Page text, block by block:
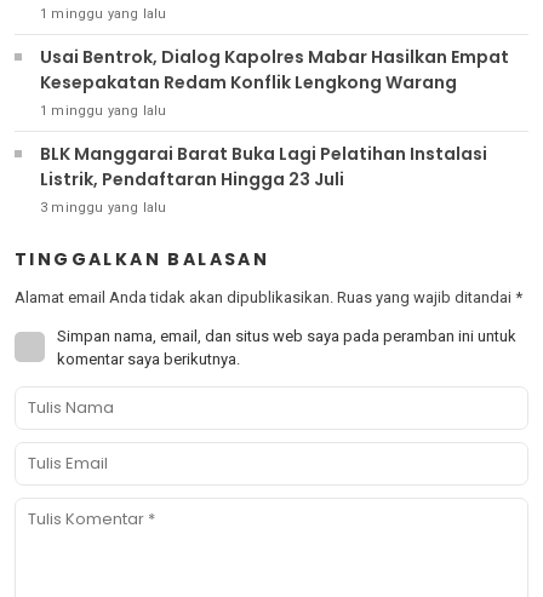
1 minggu yang lalu
Usai Bentrok, Dialog Kapolres Mabar Hasilkan Empat
Kesepakatan Redam Konflik Lengkong Warang
1 minggu yang lalu
BLK Manggarai Barat Buka Lagi Pelatihan Instalasi
Listrik, Pendaftaran Hingga 23 Juli
3 minggu yang lalu
TINGGALKAN BALASAN
Alamat email Anda tidak akan dipublikasikan. Ruas yang wajib ditandai *
Simpan nama, email, dan situs web saya pada peramban ini untuk
komentar saya berikutnya.